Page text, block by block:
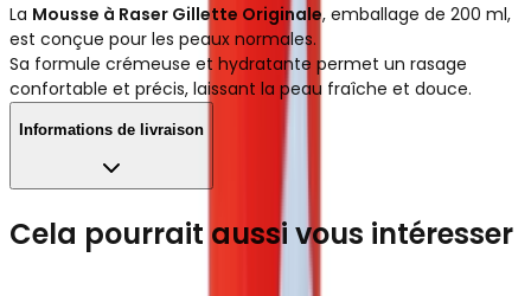
La Mousse à Raser Gillette Originale, emballage de 200 ml,
est conçue pour les peaux normales.
Sa formule crémeuse et hydratante permet un rasage
confortable et précis, laissant la peau fraîche et douce.
Informations de livraison
Cela pourrait aussi vous intéresser